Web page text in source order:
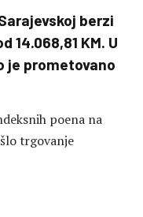
berzi
14.068,81 KM. U
je prometovano
poena na
trgovanje